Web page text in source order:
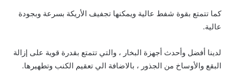
كما تتمتع بقوة شفط عالية ويمكنها تجفيف الأريكة بسرعة وبجودة
عالية.
لدينا أفضل وأحدث أجهزة البخار ، والتي تتمتع بقدرة قوية على إزالة
البقع والأوساخ من الجذور ، بالاضافة الي تعقيم الكنب وتطهيرها.